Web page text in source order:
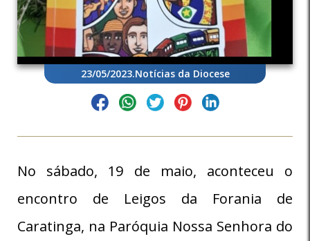
23/05/2023.Notícias da Diocese
No sábado, 19 de maio, aconteceu o
encontro de Leigos da Forania de
Caratinga, na Paróquia Nossa Senhora do